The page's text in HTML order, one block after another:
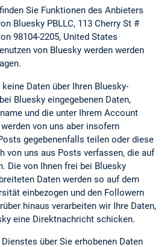
Sie Funktionen des Anbieters
Bluesky PBLLC, 113 Cherry St #
98104-2205, United States
von Bluesky werden werden
Daten über Ihren Bluesky-
Bluesky eingegebenen Daten,
und die unter Ihrem Account
von uns aber insofern
gegebenenfalls teilen oder diese
von uns aus Posts verfassen, die auf
Die von Ihnen frei bei Bluesky
Daten werden so auf dem
einbezogen und den Followern
hinaus verarbeiten wir Ihre Daten,
eine Direktnachricht schicken.
über Sie erhobenen Daten